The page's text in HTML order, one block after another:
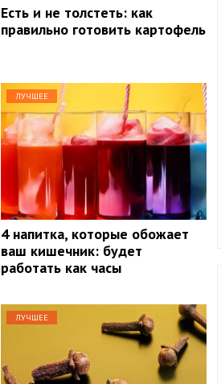
Есть и не толстеть: как
правильно готовить картофель
ЛУЧШЕЕ
4 напитка, которые обожает
ваш кишечник: будет
работать как часы
ЛУЧШЕЕ